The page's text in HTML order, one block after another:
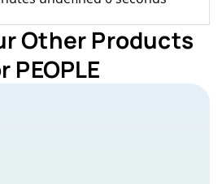
Other Products
PEOPLE